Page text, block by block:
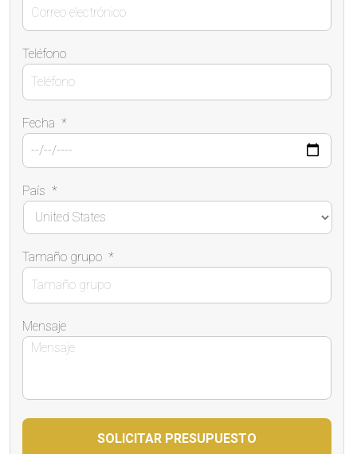
Teléfono
Fecha *
País *
Tamaño grupo *
Mensaje